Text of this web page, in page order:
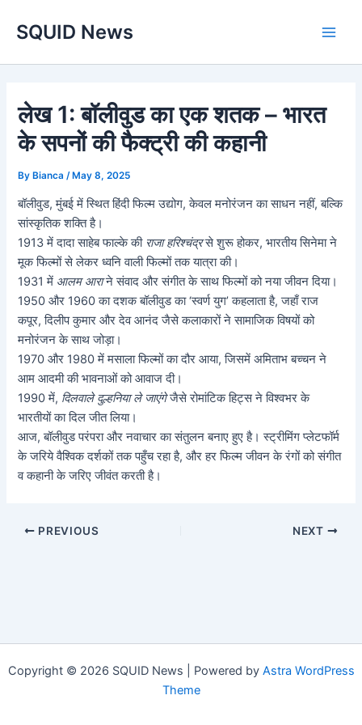
SQUID News
लेख 1: बॉलीवुड का एक शतक – भारत
के सपनों की फैक्ट्री की कहानी
ByBianca /May 8, 2025
बॉलीवुड, मुंबई में स्थित हिंदी फिल्म उद्योग, केवल मनोरंजन का साधन नहीं, बल्कि
सांस्कृतिक शक्ति है।
1913 में दादा साहेब फाल्के की राजा हरिश्चंद्रसे शुरू होकर, भारतीय सिनेमा ने
मूक फिल्मों से लेकर ध्वनि वाली फिल्मों तक यात्रा की।
1931 में आलम आराने संवाद और संगीत के साथ फिल्मों को नया जीवन दिया।
1950 और 1960 का दशक बॉलीवुड का ‘स्वर्ण युग’ कहलाता है, जहाँ राज
कपूर, दिलीप कुमार और देव आनंद जैसे कलाकारों ने सामाजिक विषयों को
मनोरंजन के साथ जोड़ा।
1970 और 1980 में मसाला फिल्मों का दौर आया, जिसमें अमिताभ बच्चन ने
आम आदमी की भावनाओं को आवाज दी।
1990 में, दिलवाले दुल्हनिया ले जाएंगेजैसे रोमांटिक हिट्स ने विश्वभर के
भारतीयों का दिल जीत लिया।
आज, बॉलीवुड परंपरा और नवाचार का संतुलन बनाए हुए है। स्ट्रीमिंग प्लेटफॉर्म
के जरिये वैश्विक दर्शकों तक पहुँच रहा है, और हर फिल्म जीवन के रंगों को संगीत
व कहानी के जरिए जीवंत करती है।
PREVIOUS NEXT
Copyright © 2026 SQUID News | Powered by Astra WordPress
Theme